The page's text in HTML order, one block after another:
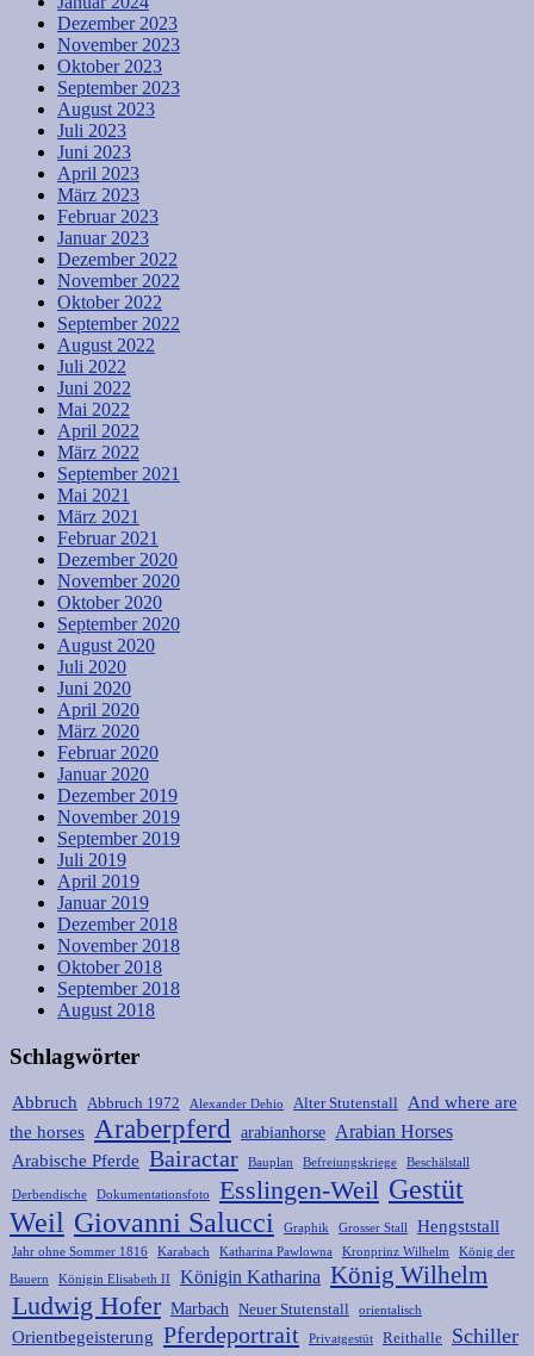
Dezember 2023
November 2023
Oktober 2023
September 2023
August 2023
Juli 2023
Juni 2023
April 2023
März 2023
Februar 2023
Januar 2023
Dezember 2022
November 2022
Oktober 2022
September 2022
August 2022
Juli 2022
Juni 2022
Mai 2022
April 2022
März 2022
September 2021
Mai 2021
März 2021
Februar 2021
Dezember 2020
November 2020
Oktober 2020
September 2020
August 2020
Juli 2020
Juni 2020
April 2020
März 2020
Februar 2020
Januar 2020
Dezember 2019
November 2019
September 2019
Juli 2019
April 2019
Januar 2019
Dezember 2018
November 2018
Oktober 2018
September 2018
August 2018
Schlagwörter
Abbruch Abbruch 1972 Alexander Dehio Alter Stutenstall
And where are
the horses Araberpferd arabianhorse Arabian Horses
Arabische Pferde Bairactar Bauplan Befreiungskriege Beschälstall
Derbendische Dokumentationsfoto Esslingen-Weil Gestüt
Weil Giovanni Salucci Graphik Grosser Stall Hengststall
Jahr ohne Sommer 1816 Karabach Katharina Pawlowna Kronprinz Wilhelm König der
Bauern Königin Elisabeth II Königin Katharina König Wilhelm
Ludwig Hofer Marbach Neuer Stutenstall orientalisch
Orientbegeisterung Pferdeportrait Privatgestüt Reithalle Schiller